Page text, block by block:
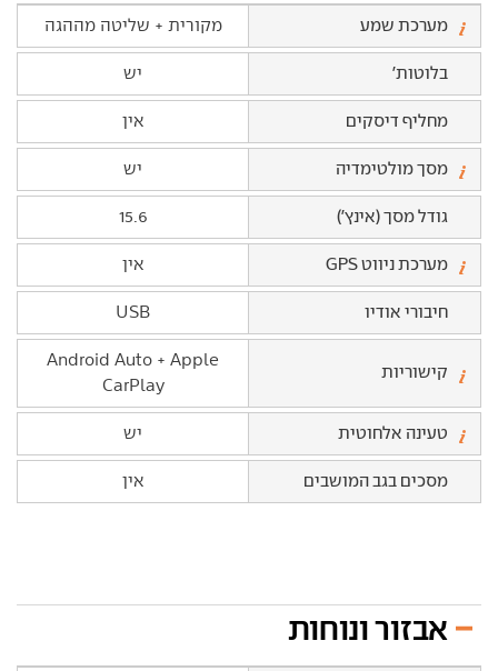
מערכת שמע מקורית + שליטה מההגה
בלוטות' יש
מחליף דיסקים אין
מסך מולטימדיה יש
גודל מסך (אינץ') 15.6
מערכת ניווט GPS אין
חיבורי אודיו USB
קישוריות
Android Auto + Apple
CarPlay
טעינה אלחוטית יש
מסכים בגב המושבים אין
אבזור ונוחות